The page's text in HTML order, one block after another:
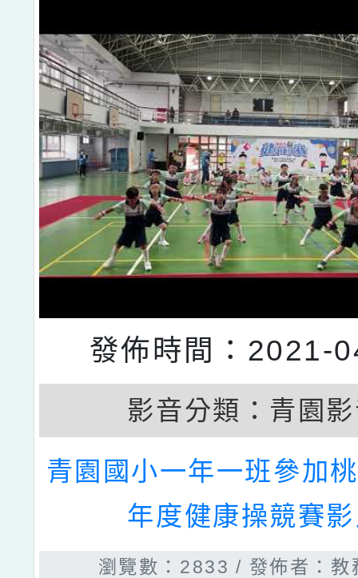
發佈時間：2021-
影音分類： 青園
青園國小一年一班參加
年度健康操競賽
瀏覽數：2833 發佈者：教